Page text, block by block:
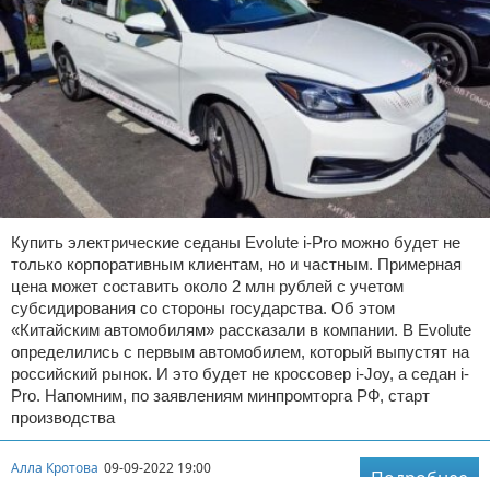
Купить электрические седаны Evolute i-Pro можно будет не
только корпоративным клиентам, но и частным. Примерная
цена может составить около 2 млн рублей с учетом
субсидирования со стороны государства. Об этом
«Китайским автомобилям» рассказали в компании. В Evolute
определились с первым автомобилем, который выпустят на
российский рынок. И это будет не кроссовер i-Joy, а седан i-
Pro. Напомним, по заявлениям минпромторга РФ, старт
производства
Алла Кротова 09-09-2022 19:00